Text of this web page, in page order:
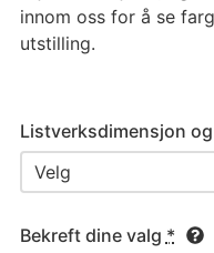
innom oss for å se
utstilling.
Listverksdimensjon
Bekreft dine valg *